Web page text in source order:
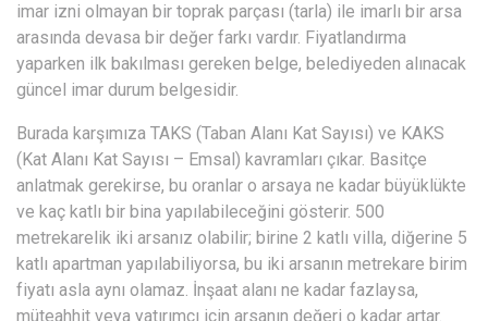
imar izni olmayan bir toprak parçası (tarla) ile imarlı bir arsa
arasında devasa bir değer farkı vardır. Fiyatlandırma
yaparken ilk bakılması gereken belge, belediyeden alınacak
güncel imar durum belgesidir.
Burada karşımıza TAKS (Taban Alanı Kat Sayısı) ve KAKS
(Kat Alanı Kat Sayısı – Emsal) kavramları çıkar. Basitçe
anlatmak gerekirse, bu oranlar o arsaya ne kadar büyüklükte
ve kaç katlı bir bina yapılabileceğini gösterir. 500
metrekarelik iki arsanız olabilir; birine 2 katlı villa, diğerine 5
katlı apartman yapılabiliyorsa, bu iki arsanın metrekare birim
fiyatı asla aynı olamaz. İnşaat alanı ne kadar fazlaysa,
müteahhit veya yatırımcı için arsanın değeri o kadar artar.